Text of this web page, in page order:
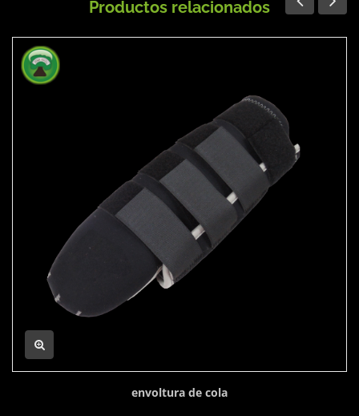
Productos relacionados
envoltura de cola